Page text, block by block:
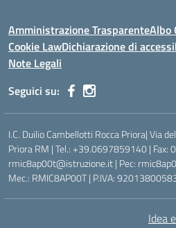
Amministrazione TrasparenteAlbo
Cookie LawDichiarazione di
Note Legali
Seguici su:
I.C. Duilio Cambellotti Rocca Priora| Via
Priora RM | Tel.: +39.0697859140 | Fax:
rmic8ap00t@istruzione.it | Pec:
Mec.: RMIC8AP00T | P.IVA:
Idea